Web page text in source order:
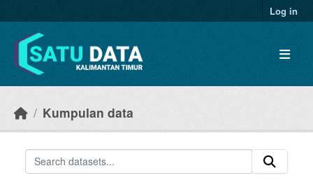
Log in
Kumpulan data